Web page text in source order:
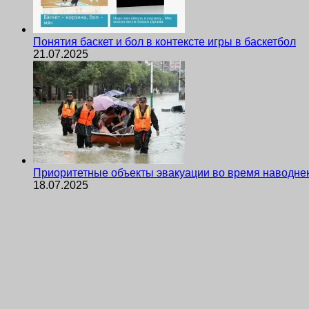
Понятия баскет и бол в контексте игры в баскетбол
21.07.2025
Приоритетные объекты эвакуации во время
18.07.2025